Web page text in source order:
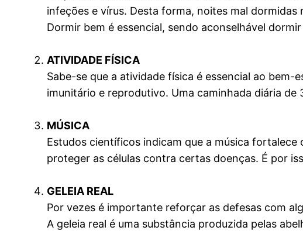
infeções e vírus. Desta forma, noites mal
Dormir bem é essencial, sendo aconselhável
ATIVIDADE FÍSICA
Sabe-se que a atividade física é essencial ao
imunitário e reprodutivo. Uma caminhada diária
MÚSICA
Estudos científicos indicam que a música
proteger as células contra certas doenças. É por
GELEIA REAL
Por vezes é importante reforçar as defesas com
A geleia real é uma substância produzida pelas